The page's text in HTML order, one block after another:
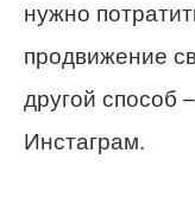
нужно
продвижение
другой способ
Инстаграм.